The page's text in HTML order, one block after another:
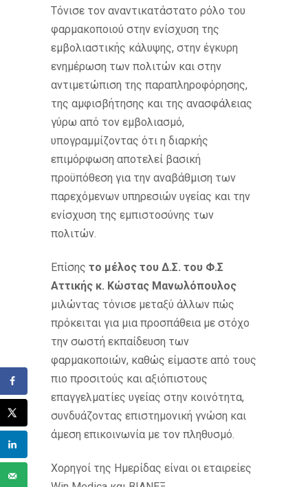
Τόνισε τον αναντικατάστατο ρόλο του
φαρμακοποιού στην ενίσχυση της
εμβολιαστικής κάλυψης, στην έγκυρη
ενημέρωση των πολιτών και στην
αντιμετώπιση της παραπληροφόρησης,
της αμφισβήτησης και της ανασφάλειας
γύρω από τον εμβολιασμό,
υπογραμμίζοντας ότι η διαρκής
επιμόρφωση αποτελεί βασική
προϋπόθεση για την αναβάθμιση των
παρεχόμενων υπηρεσιών υγείας και την
ενίσχυση της εμπιστοσύνης των
πολιτών.
Επίσης το μέλος του Δ.Σ. του Φ.Σ
Αττικής κ. Κώστας Μανωλόπουλος
μιλώντας τόνισε μεταξύ άλλων πώς
πρόκειται για μια προσπάθεια με στόχο
την σωστή εκπαίδευση των
φαρμακοποιών, καθώς είμαστε από τους
πιο προσιτούς και αξιόπιστους
επαγγελματίες υγείας στην κοινότητα,
συνδυάζοντας επιστημονική γνώση και
άμεση επικοινωνία με τον πληθυσμό.
Χορηγοί της Ημερίδας είναι οι εταιρείες